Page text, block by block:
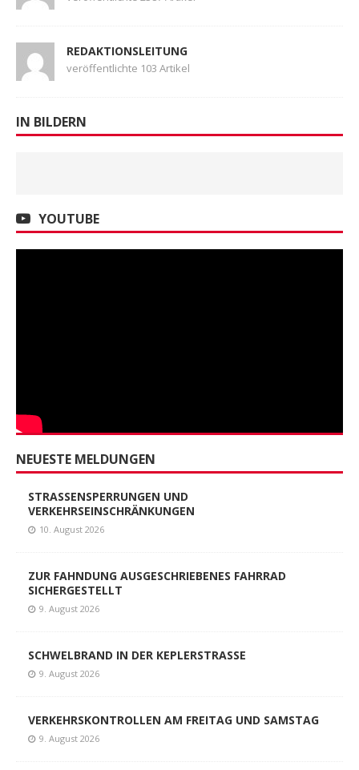
REDAKTIONSLEITUNG
veröffentlichte 103 Artikel
IN BILDERN
YOUTUBE
NEUESTE MELDUNGEN
STRASSENSPERRUNGEN UND
VERKEHRSEINSCHRÄNKUNGEN
10. August 2026
ZUR FAHNDUNG AUSGESCHRIEBENES FAHRRAD
SICHERGESTELLT
9. August 2026
SCHWELBRAND IN DER KEPLERSTRASSE
9. August 2026
VERKEHRSKONTROLLEN AM FREITAG UND SAMSTAG
9. August 2026